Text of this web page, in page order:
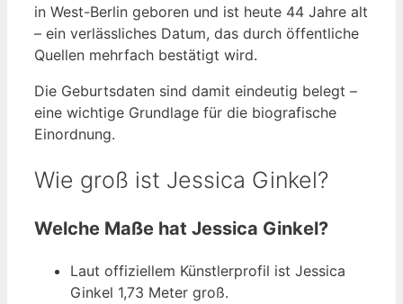
in West-Berlin geboren und ist heute 44 Jahre alt
– ein verlässliches Datum, das durch öffentliche
Quellen mehrfach bestätigt wird.
Die Geburtsdaten sind damit eindeutig belegt –
eine wichtige Grundlage für die biografische
Einordnung.
Wie groß ist Jessica Ginkel?
Welche Maße hat Jessica Ginkel?
Laut offiziellem Künstlerprofil ist Jessica
Ginkel 1,73 Meter groß.